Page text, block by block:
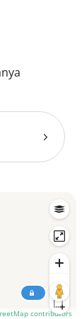
contributors